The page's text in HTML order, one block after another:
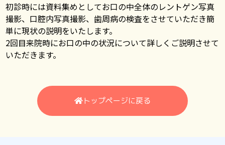
初診時には資料集めとしてお口の中全体のレントゲン写真
撮影、口腔内写真撮影、歯周病の検査をさせていただき簡
単に現状の説明をいたします。
2回目来院時にお口の中の状況について詳しくご説明させて
いただきます。
トップページに戻る